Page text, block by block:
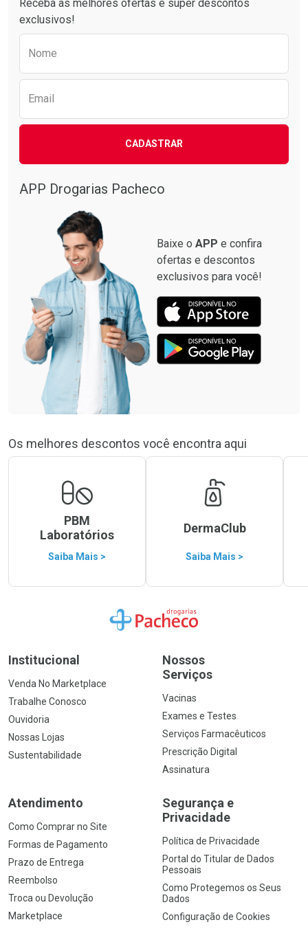
Receba as melhores ofertas e super descontos
exclusivos!
Nome
Email
CADASTRAR
APP Drogarias Pacheco
Baixe o APP e confira
ofertas e descontos
exclusivos para você!
Os melhores descontos você encontra aqui
PBM
Laboratórios
Saiba Mais >
DermaClub
Saiba Mais >
Ir para a Home
Institucional
Venda No Marketplace
Trabalhe Conosco
Ouvidoria
Nossas Lojas
Sustentabilidade
Nossos
Serviços
Vacinas
Exames e Testes
Serviços Farmacêuticos
Prescrição Digital
Assinatura
Atendimento
Como Comprar no Site
Formas de Pagamento
Prazo de Entrega
Reembolso
Troca ou Devolução
Marketplace
Segurança e
Privacidade
Política de Privacidade
Portal do Titular de Dados
Pessoais
Como Protegemos os Seus
Dados
Configuração de Cookies